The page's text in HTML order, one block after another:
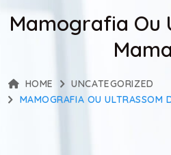
Mamografia Ou
HOME
UNCATEGORIZED
MAMOGRAFIA OU ULTRASSOM